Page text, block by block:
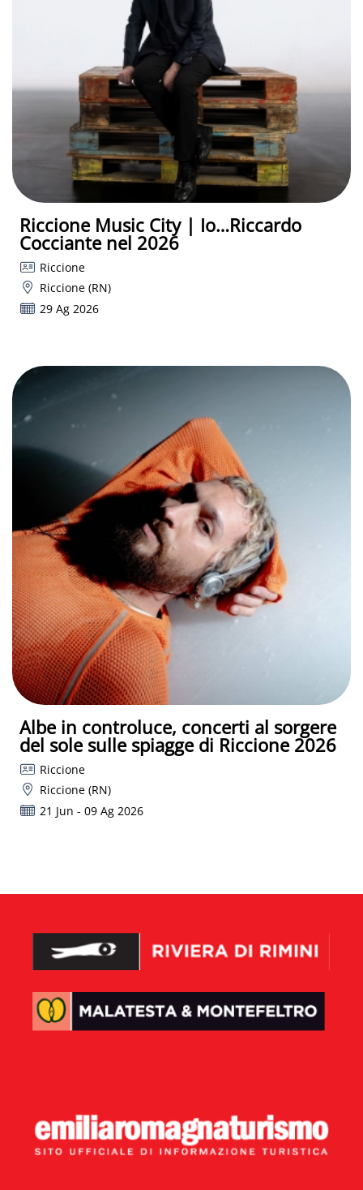
Riccione Music City | Io…Riccardo
Cocciante nel 2026
Riccione
Riccione (RN)
29 Ag 2026
Albe in controluce, concerti al sorgere
del sole sulle spiagge di Riccione 2026
Riccione
Riccione (RN)
21 Jun - 09 Ag 2026